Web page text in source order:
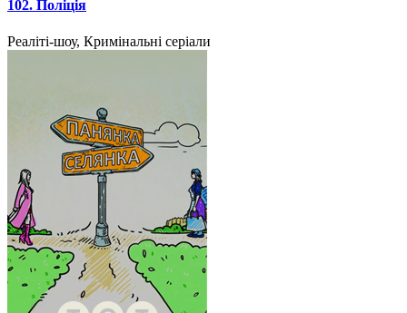
102. Поліція
Реаліті-шоу, Кримінальні серіали